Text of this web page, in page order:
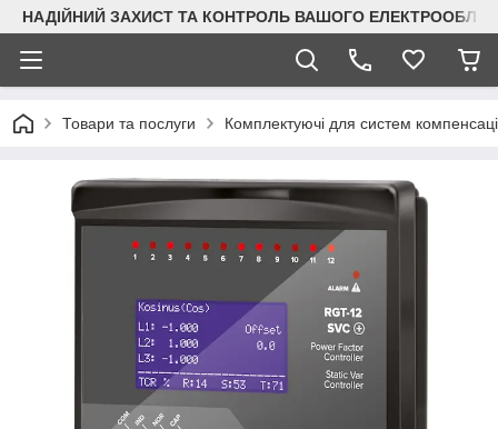
НАДІЙНИЙ ЗАХИСТ ТА КОНТРОЛЬ ВАШОГО
Товари та послуги Комплектуючі для систем